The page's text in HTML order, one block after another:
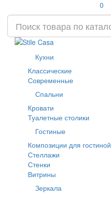
0
Кухни
Классические
Современные
Спальни
Кровати
Туалетные столики
Гостиные
Композиции для гостиной
Стеллажи
Стенки
Витрины
Зеркала